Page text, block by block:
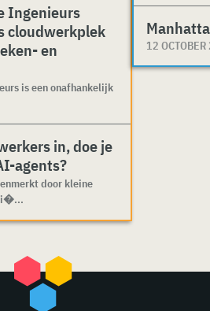
Ingenieurs
cloudwerkplek
en
is een onafhankelijk
in, doe je
agents?
door kleine
12